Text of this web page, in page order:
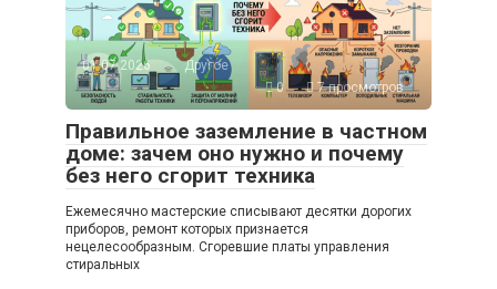
01.07.2026
Другое
0
7 просмотров
Правильное заземление в частном
доме: зачем оно нужно и почему
без него сгорит техника
Ежемесячно мастерские списывают десятки дорогих
приборов, ремонт которых признается
нецелесообразным. Сгоревшие платы управления
стиральных